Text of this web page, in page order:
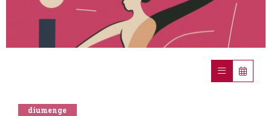
diumenge